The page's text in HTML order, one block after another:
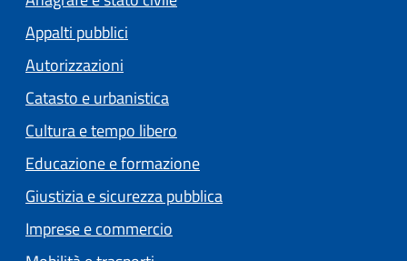
Appalti pubblici
Autorizzazioni
Catasto e urbanistica
Cultura e tempo libero
Educazione e formazione
Giustizia e sicurezza pubblica
Imprese e commercio